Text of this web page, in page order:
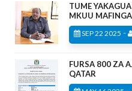
TUME
MKUU
SEP 22 2025 -
FURSA 800 ZA
QATAR